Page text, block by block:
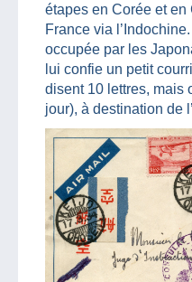
étapes en Corée et
France via
occupée par les
lui confie un petit
disent 10 lettres, mais
jour), à destination de